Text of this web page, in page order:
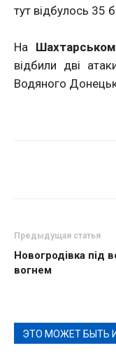
тут відбулось 35
На
відбили дві
Водяного
Предыдущая статья
Новогродівка під
вогнем
ЭТО МОЖЕТ БЫТЬ